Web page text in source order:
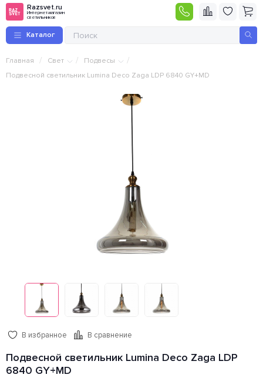
Razsvet.ru
Интернет-магазин
светильников
Каталог
Главная / Свет / Подвесы /
Подвесной светильник Lumina Deco Zaga LDP 6840 GY+MD
В избранное В сравнение
Подвесной светильник Lumina Deco Zaga LDP
6840 GY+MD